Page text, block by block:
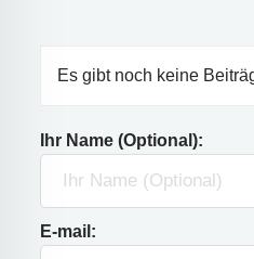
Es gibt noch keine
Ihr Name (Optional):
E-mail: